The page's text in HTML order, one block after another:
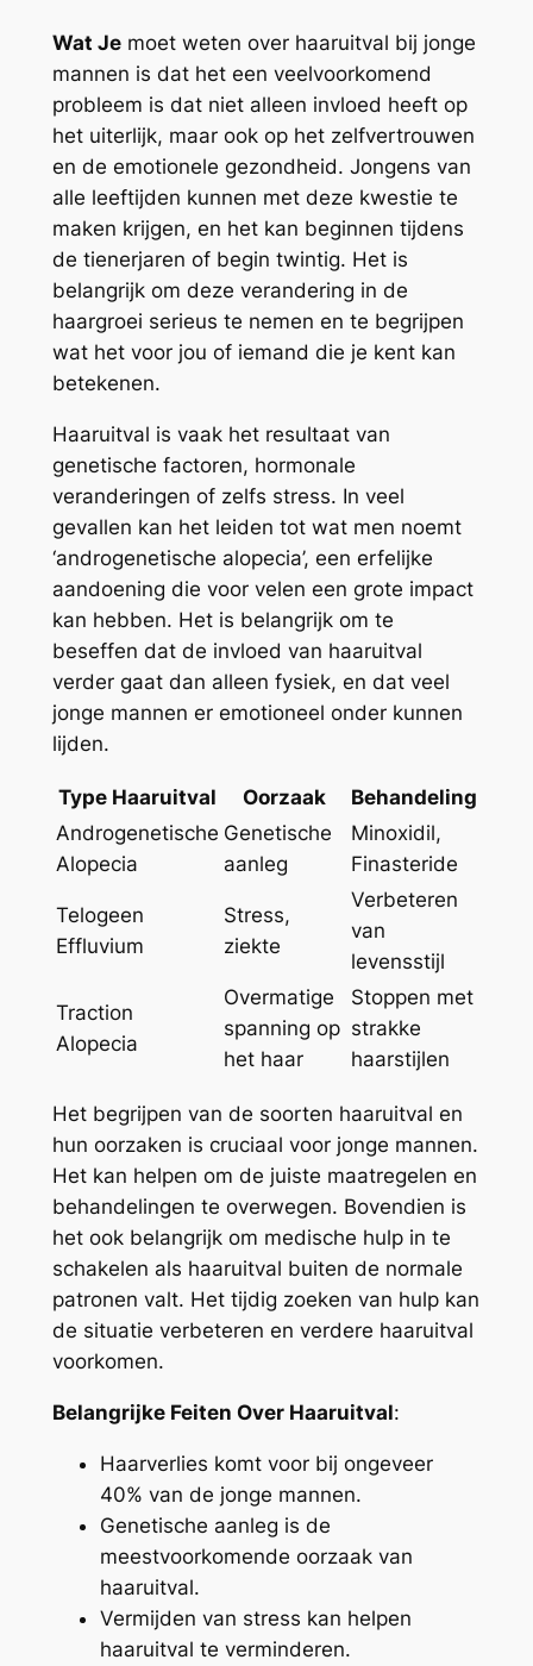
Wat Jemoet weten over haaruitval bij jonge
mannen is dat het een veelvoorkomend
probleem is dat niet alleen invloed heeft op
het uiterlijk, maar ook op het zelfvertrouwen
en de emotionele gezondheid. Jongens van
alle leeftijden kunnen met deze kwestie te
maken krijgen, en het kan beginnen tijdens
de tienerjaren of begin twintig. Het is
belangrijk om deze verandering in de
haargroei serieus te nemen en te begrijpen
wat het voor jou of iemand die je kent kan
betekenen.
Haaruitval is vaak het resultaat van
genetische factoren, hormonale
veranderingen of zelfs stress. In veel
gevallen kan het leiden tot wat men noemt
‘androgenetische alopecia’, een erfelijke
aandoening die voor velen een grote impact
kan hebben. Het is belangrijk om te
beseffen dat de invloed van haaruitval
verder gaat dan alleen fysiek, en dat veel
jonge mannen er emotioneel onder kunnen
lijden.
Type Haaruitval Oorzaak
Behandeling
Androgenetische
Alopecia
Genetische
aanleg
Minoxidil,
Finasteride
Telogeen
Effluvium
Stress,
ziekte
Verbeteren
van
levensstijl
Traction
Alopecia
Overmatige
spanning op
het haar
Stoppen met
strakke
haarstijlen
Het begrijpen van de soorten haaruitval en
hun oorzaken is cruciaal voor jonge mannen.
Het kan helpen om de juiste maatregelen en
behandelingen te overwegen. Bovendien is
het ook belangrijk om medische hulp in te
schakelen als haaruitval buiten de normale
patronen valt. Het tijdig zoeken van hulp kan
de situatie verbeteren en verdere haaruitval
voorkomen.
Belangrijke Feiten Over Haaruitval:
Haarverlies komt voor bij ongeveer
40% van de jonge mannen.
Genetische aanleg is de
meestvoorkomende oorzaak van
haaruitval.
Vermijden van stress kan helpen
haaruitval te verminderen.